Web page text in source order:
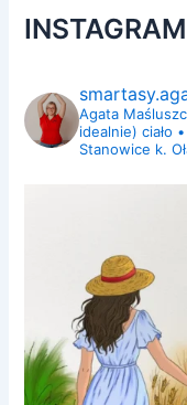
INSTAGRAM
Agata
idealnie) ciało
Stanowice k.